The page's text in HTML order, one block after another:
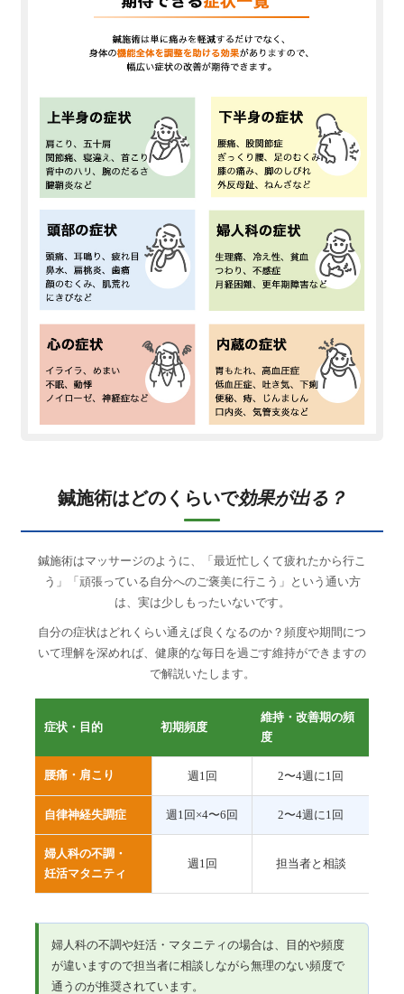
鍼施術はどのくらいで効果が出る？
鍼施術はマッサージのように、「最近忙しくて疲れたから行こ
う」「頑張っている自分へのご褒美に行こう」という通い方
は、実は少しもったいないです。
自分の症状はどれくらい通えば良くなるのか？頻度や期間につ
いて理解を深めれば、健康的な毎日を過ごす維持ができますの
で解説いたします。
症状・目的 初期頻度
維持・改善期の頻
度
腰痛・肩こり 週1回 2〜4週に1回
自律神経失調症 週1回×4〜6回 2〜4週に1回
婦人科の不調・
妊活マタニティ
週1回 担当者と相談
婦人科の不調や妊活・マタニティの場合は、目的や頻度
が違いますので担当者に相談しながら無理のない頻度で
通うのが推奨されています。